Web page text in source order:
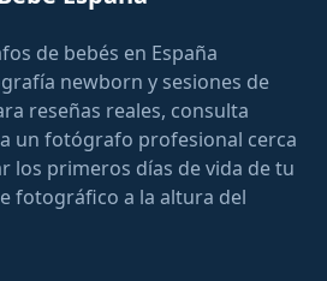
de bebés en España
newborn y sesiones de
reseñas reales, consulta
un fotógrafo profesional cerca
los primeros días de vida de tu
fotográfico a la altura del